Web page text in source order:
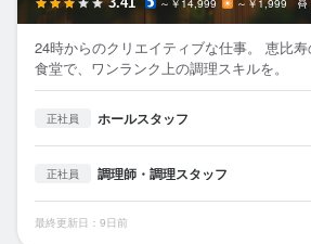
24時からのクリエイティブな仕事。 恵比
食堂で、ワンランク上の調理スキルを。
正社員 ホールスタッフ
正社員 調理師・調理スタッフ
最終更新日：9日前